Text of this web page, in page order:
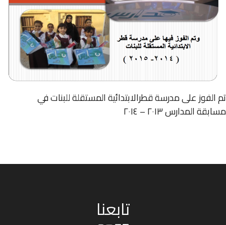
تم الفوز على مدرسة قطرالابتدائية المستقلة للبنات في
مسابقة المدارس ٢٠١٣ – ٢٠١٤
تابعنا